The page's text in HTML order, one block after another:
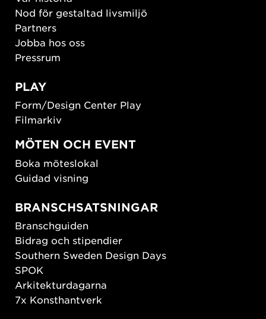
Nod för gestaltad livsmiljö
Partners
Jobba hos oss
Pressrum
PLAY
Form/Design Center Play
Filmarkiv
MÖTEN OCH EVENT
Boka möteslokal
Guidad visning
BRANSCHSATSNINGAR
Branschguiden
Bidrag och stipendier
Southern Sweden Design Days
SPOK
Arkitekturdagarna
7x Konsthantverk